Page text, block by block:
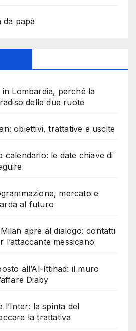
da papà
Lombardia, perché la
delle due ruote
obiettivi, trattative e uscite
calendario: le date chiave di
mercato e
al futuro
apre al dialogo: contatti
messicano
all’Al-Ittihad: il muro
Diaby
l’Inter: la spinta del
la trattativa